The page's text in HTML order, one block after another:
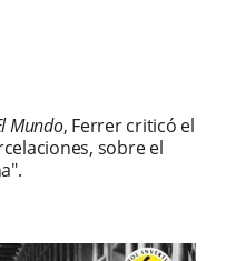
Mundo, Ferrer criticó el
sobre el